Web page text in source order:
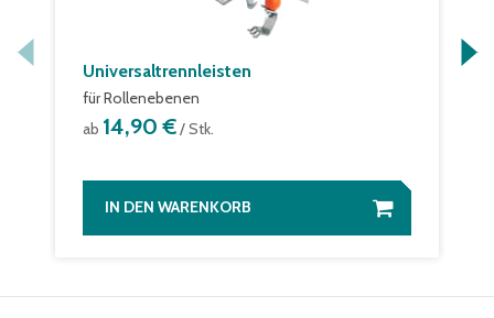
Universaltrennleisten
für Rollenebenen
ab 14,90 €/ Stk.
IN DEN WARENKORB